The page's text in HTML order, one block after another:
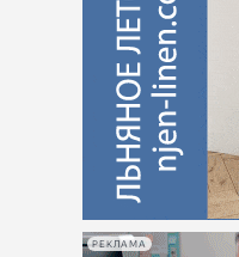
РЕКЛАМА